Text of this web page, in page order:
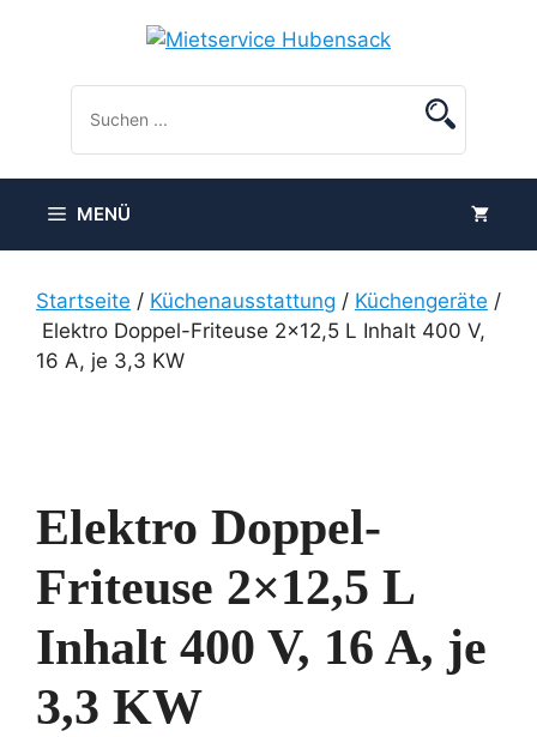
MENÜ
Startseite / Küchenausstattung / Küchengeräte /
Elektro Doppel-Friteuse 2×12,5 L Inhalt 400 V,
16 A, je 3,3 KW
Elektro Doppel-
Friteuse 2×12,5 L
Inhalt 400 V, 16 A, je
3,3 KW